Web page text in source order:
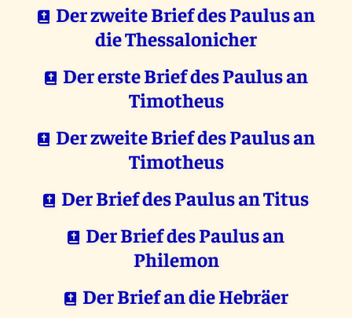
Der zweite Brief des Paulus an
die Thessalonicher
Der erste Brief des Paulus an
Timotheus
Der zweite Brief des Paulus an
Timotheus
Der Brief des Paulus an Titus
Der Brief des Paulus an
Philemon
Der Brief an die Hebräer